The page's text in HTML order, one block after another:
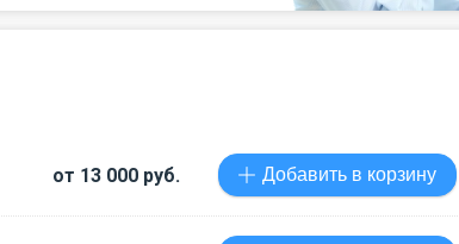
от 13 000 руб. Добавить в корзину